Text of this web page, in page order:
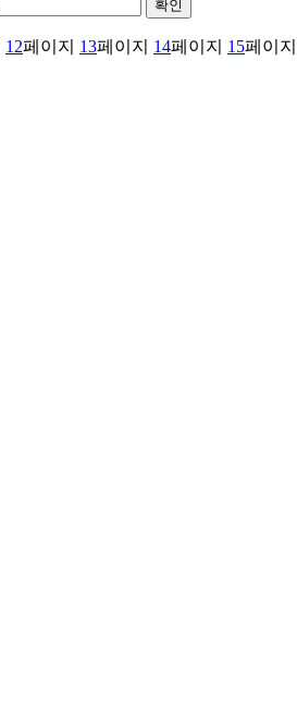
확인
12페이지 13페이지 14페이지 15페이지